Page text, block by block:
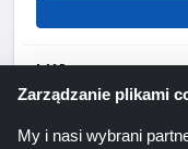
LKJ
Zarządzanie plikami
My i nasi wybrani